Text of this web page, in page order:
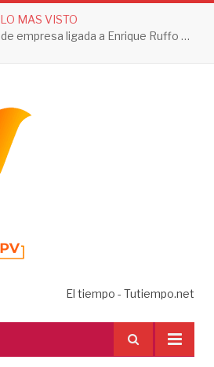
LO MAS VISTO
Detienen a apoderada de empresa ligada a Enrique Ruffo por investigación de Huachicol Fiscal
El tiempo - Tutiempo.net